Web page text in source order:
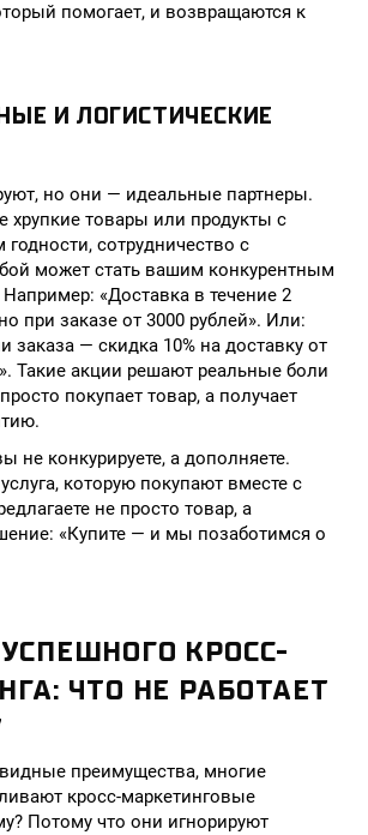
помогает, и возвращаются к
И ЛОГИСТИЧЕСКИЕ
но они — идеальные партнеры.
хрупкие товары или продукты с
сотрудничество с
может стать вашим конкурентным
«Доставка в течение 2
при заказе от 3000 рублей». Или:
заказа — скидка 10% на доставку от
Такие акции решают реальные боли
покупает товар, а получает
не конкурируете, а дополняете.
которую покупают вместе с
не просто товар, а
«Купите — и мы позаботимся о
КРОСС-
ЧТО НЕ РАБОТАЕТ
преимущества, многие
кросс-маркетинговые
Потому что они игнорируют